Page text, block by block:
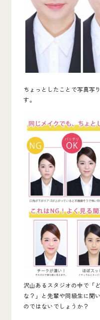
ちょっとしたことで写真写
す。
沢山あるスタジオの中で「
な？」と先輩や同級生に聞
のではないでしょうか？